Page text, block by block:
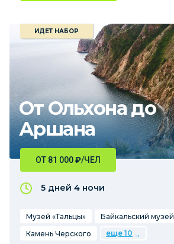
От Ольхона до
Аршана
ИДЕТ НАБОР
ОТ 81 000₽/ЧЕЛ
5 дней 4 ночи
Музей «Тальцы»
Байкальский музей
Камень Черского
еще 10